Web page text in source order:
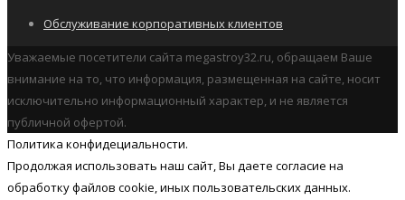
Обслуживание корпоративных клиентов
Уважаемые посетители сайта megastroy32.ru, обращаем Ваше
внимание на то, что информация, размещенная на сайте, носит
исключительно информационный характер, и не является
публичной офертой.
Политика конфидециальности.
Продолжая использовать наш cайт, Вы даете согласие на
обработку файлов cookie, иных пользовательских данных.